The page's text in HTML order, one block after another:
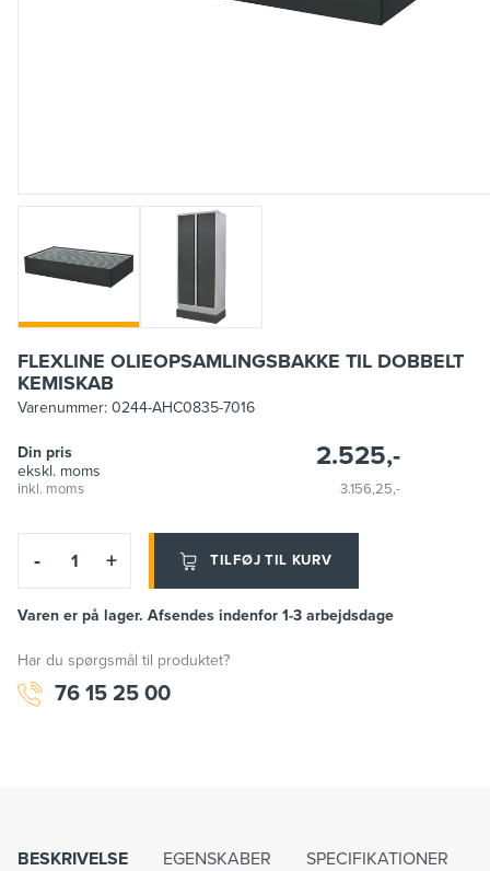
FLEXLINE OLIEOPSAMLINGSBAKKE TIL DOBBELT
KEMISKAB
Varenummer: 0244-AHC0835-7016
Din pris
ekskl. moms
2.525,-
inkl. moms 3.156,25,-
- + TILFØJ TIL KURV
Varen er på lager. Afsendes indenfor 1-3 arbejdsdage
Har du spørgsmål til produktet?
76 15 25 00
BESKRIVELSE EGENSKABER SPECIFIKATIONER